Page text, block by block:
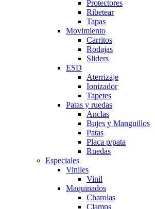
Protectores
Ribetear
Tapas
Movimiento
Carritos
Rodajas
Sliders
ESD
Aterrizaje
Ionizador
Tapetes
Patas y ruedas
Anclas
Bujes y Manguillos
Patas
Placa p/pata
Ruedas
Especiales
Viniles
Vinil
Maquinados
Charolas
Clamps